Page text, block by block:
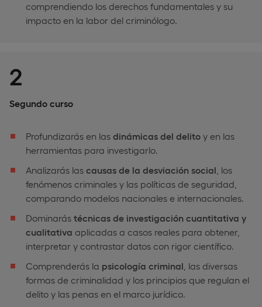
comprendiendo los derechos fundamentales y su
impacto en la labor del criminólogo.
2
Segundo curso
Profundizarás en las dinámicas del delito y en las
herramientas para investigarlo.
Analizarás las causas de la desviación social , los
fenómenos criminales y las políticas de seguridad,
comparando modelos nacionales e internacionales.
Dominarás técnicas de investigación cuantitativa y
cualitativa aplicadas a casos reales para obtener,
interpretar y contrastar datos con rigor científico.
Comprenderás la psicología criminal , las diversas
formas de criminalidad y los principios que regulan el
delito y las penas en el marco jurídico.